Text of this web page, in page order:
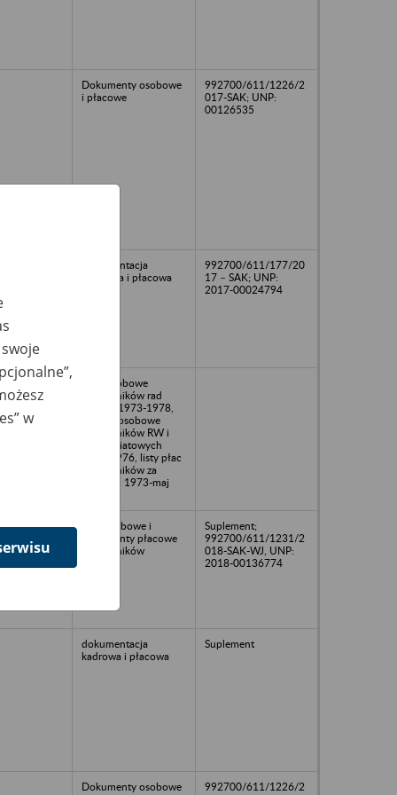
Dokumenty osobowe
i płacowe
992700/611/1226/2
017-SAK; UNP:
00126535
dokumentacja
osobowa i płacowa
992700/611/177/20
17 – SAK; UNP:
2017-00024794
Akta osobowe
pracowników rad
FSZMP 1973-1978,
wykazy osobowe
pracowników RW i
rad powiatowych
1973-1976, listy płac
pracowników za
czerwiec 1973-maj
akta osobowe i
dokumenty płacowe
pracowników
Suplement;
992700/611/1231/2
018-SAK-WJ, UNP:
2018-00136774
dokumentacja
kadrowa i płacowa
Suplement
Dokumenty osobowe
992700/611/1226/2
w